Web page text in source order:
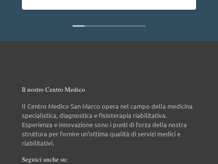
Il nostro Centro Medico
Il Centro Medico San Marco opera nel campo della medicina
specialistica, diagnostica e fisioterapia riabilitativa.
Esperienza e innovazione sono i punti di forza della nostra
struttura per fornire un’ottima qualità di servizi medici e
riabilitativi.
Seguici anche su: